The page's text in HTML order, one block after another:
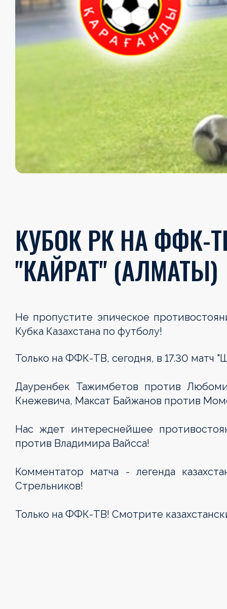
КУБОК РК НА ФФК-
"КАЙРАТ" (АЛМАТЫ)
Не пропустите эпическое
Кубка Казахстана по футболу!
Только на ФФК-ТВ, сегодня, в 17.30 матч
Дауренбек Тажимбетов против
Кнежевича, Максат Байжанов против
Нас ждет интереснейшее
против Владимира Вайсса!
Комментатор матча - легенда
Стрельников!
Только на ФФК-ТВ! Смотрите